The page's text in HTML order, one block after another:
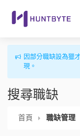
因部分職缺設為獵
現。
搜尋職缺
首頁 職缺管理